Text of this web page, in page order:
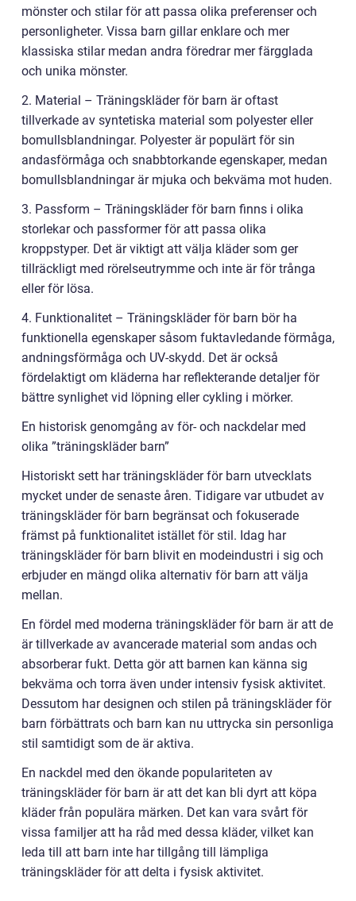
mönster och stilar för att passa olika preferenser och
personligheter. Vissa barn gillar enklare och mer
klassiska stilar medan andra föredrar mer färgglada
och unika mönster.
2. Material – Träningskläder för barn är oftast
tillverkade av syntetiska material som polyester eller
bomullsblandningar. Polyester är populärt för sin
andasförmåga och snabbtorkande egenskaper, medan
bomullsblandningar är mjuka och bekväma mot huden.
3. Passform – Träningskläder för barn finns i olika
storlekar och passformer för att passa olika
kroppstyper. Det är viktigt att välja kläder som ger
tillräckligt med rörelseutrymme och inte är för trånga
eller för lösa.
4. Funktionalitet – Träningskläder för barn bör ha
funktionella egenskaper såsom fuktavledande förmåga,
andningsförmåga och UV-skydd. Det är också
fördelaktigt om kläderna har reflekterande detaljer för
bättre synlighet vid löpning eller cykling i mörker.
En historisk genomgång av för- och nackdelar med
olika ”träningskläder barn”
Historiskt sett har träningskläder för barn utvecklats
mycket under de senaste åren. Tidigare var utbudet av
träningskläder för barn begränsat och fokuserade
främst på funktionalitet istället för stil. Idag har
träningskläder för barn blivit en modeindustri i sig och
erbjuder en mängd olika alternativ för barn att välja
mellan.
En fördel med moderna träningskläder för barn är att de
är tillverkade av avancerade material som andas och
absorberar fukt. Detta gör att barnen kan känna sig
bekväma och torra även under intensiv fysisk aktivitet.
Dessutom har designen och stilen på träningskläder för
barn förbättrats och barn kan nu uttrycka sin personliga
stil samtidigt som de är aktiva.
En nackdel med den ökande populariteten av
träningskläder för barn är att det kan bli dyrt att köpa
kläder från populära märken. Det kan vara svårt för
vissa familjer att ha råd med dessa kläder, vilket kan
leda till att barn inte har tillgång till lämpliga
träningskläder för att delta i fysisk aktivitet.